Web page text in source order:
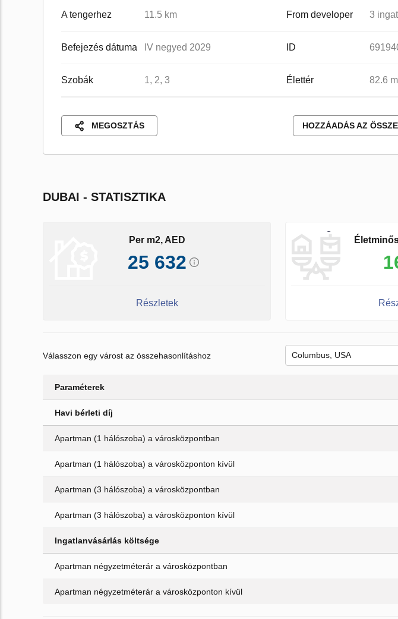
A tengerhez 11.5 km From developer 3
Befejezés dátuma IV negyed 2029 ID
Szobák 1, 2, 3 Élettér 82.6
MEGOSZTÁS HOZZÁADÁS AZ
DUBAI - STATISZTIKA
Per m2, AED
25 632
Részletek
Válasszon egy várost az összehasonlításhoz
Paraméterek
Havi bérleti díj
Apartman (1 hálószoba) a városközpontban
Apartman (1 hálószoba) a városközponton kívül
Apartman (3 hálószoba) a városközpontban
Apartman (3 hálószoba) a városközponton kívül
Ingatlanvásárlás költsége
Apartman négyzetméterár a városközpontban
Apartman négyzetméterár a városközponton kívül